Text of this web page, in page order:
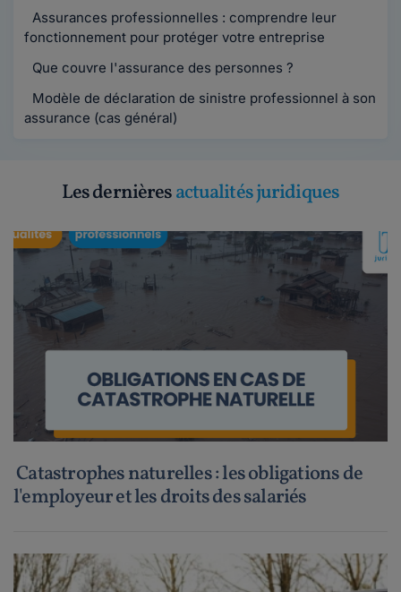
Assurances professionnelles : comprendre leur
fonctionnement pour protéger votre entreprise
Que couvre l'assurance des personnes ?
Modèle de déclaration de sinistre professionnel à son
assurance (cas général)
Les dernièresactualités juridiques
Catastrophes naturelles : les obligations de
l'employeur et les droits des salariés